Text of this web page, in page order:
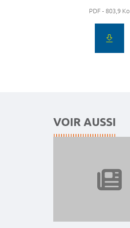
PDF - 803,9 Ko
VOIR AUSSI